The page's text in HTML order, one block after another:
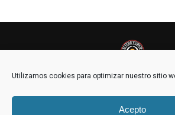
Utilizamos cookies para optimizar nuestro sitio
Acepto